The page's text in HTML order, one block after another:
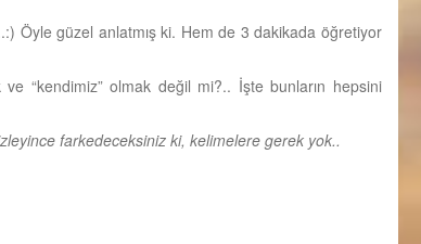
Öyle güzel anlatmış ki. Hem de 3 dakikada öğretiyor
“kendimiz” olmak değil mi?.. İşte bunların hepsini
farkedeceksiniz ki, kelimelere gerek yok..